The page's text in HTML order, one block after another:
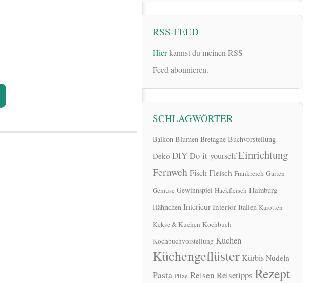
RSS-FEED
Hierkannst du meinen RSS-
Feed abonnieren.
SCHLAGWÖRTER
Balkon Blumen Bretagne Buchvorstellung
Deko DIYDo-it-yourselfEinrichtung
FernwehFischFleisch Frankreich Garten
Gemüse Gewinnspiel Hackfleisch Hamburg
Hähnchen Interieur Interior Italien Karotten
Kekse & Kuchen Kochbuch
Kochbuchvorstellung Kuchen
Küchengeflüster KürbisNudeln
Pasta Pilze Reisen Reisetipps Rezept